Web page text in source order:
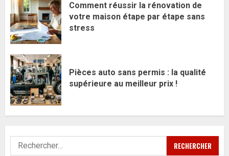
Comment réussir la rénovation de
votre maison étape par étape sans
stress
Pièces auto sans permis : la qualité
supérieure au meilleur prix !
Rechercher :